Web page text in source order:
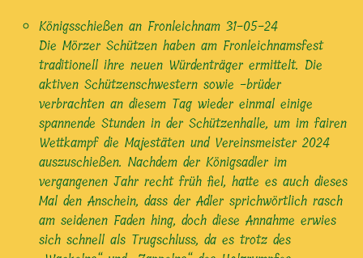
Königsschießen an Fronleichnam 31-05-24
Die Mörzer Schützen haben am Fronleichnamsfest
traditionell ihre neuen Würdenträger ermittelt. Die
aktiven Schützenschwestern sowie -brüder
verbrachten an diesem Tag wieder einmal einige
spannende Stunden in der Schützenhalle, um im fairen
Wettkampf die Majestäten und Vereinsmeister 2024
auszuschießen. Nachdem der Königsadler im
vergangenen Jahr recht früh fiel, hatte es auch dieses
Mal den Anschein, dass der Adler sprichwörtlich rasch
am seidenen Faden hing, doch diese Annahme erwies
sich schnell als Trugschluss, da es trotz des